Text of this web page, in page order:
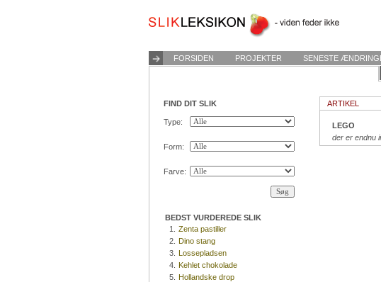
FORSIDEN PROJEKTER SENESTE
FIND DIT SLIK
Type:
Form:
Farve:
BEDST VURDEREDE SLIK
1.
Zenta pastiller
2. Dino stang
3. Lossepladsen
4. Kehlet chokolade
5. Hollandske drop
ARTIKEL
LEGO
der er endnu